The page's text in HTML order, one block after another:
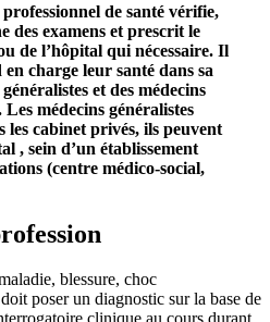
de santé vérifie,
des examens et prescrit le
de l’hôpital qui nécessaire. Il
charge leur santé dans sa
et des médecins
médecins généralistes
les cabinet privés, ils peuvent
, sein d’un établissement
(centre médico-social,
blessure, choc
poser un diagnostic sur la base de